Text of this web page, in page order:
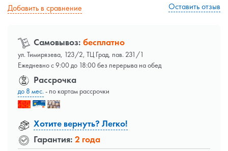
Добавить в сравнение Оставить отзыв
Самовывоз: бесплатно
ул. Тимирязева, 123/2, ТЦ Град, пав. 231/1
Ежедневно с 9:00 до 18:00 без перерыва на обед
Рассрочка
до 8 мес.- по картам рассрочки
Хотите вернуть? Легко!
Гарантия: 2 года